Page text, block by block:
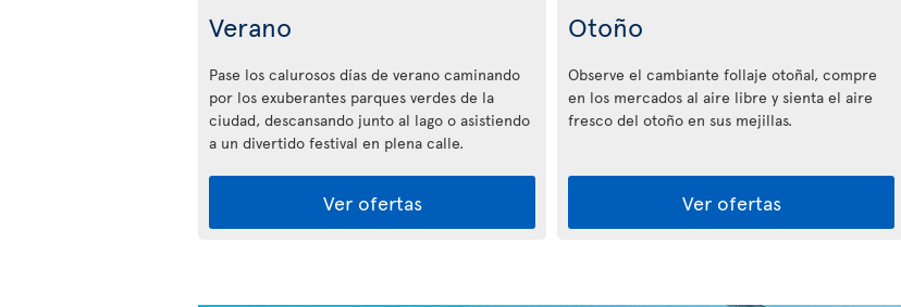
Verano
Pase los calurosos días de verano caminando
por los exuberantes parques verdes de la
ciudad, descansando junto al lago o asistiendo
a un divertido festival en plena calle.
Ver ofertas
Otoño
Observe el cambiante follaje otoñal, compre
en los mercados al aire libre y sienta el aire
fresco del otoño en sus mejillas.
Ver ofertas